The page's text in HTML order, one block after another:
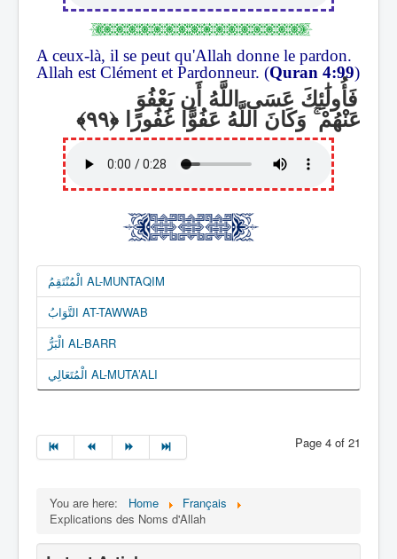
A ceux-là, il se peut qu'Allah donne le pardon.
Allah est Clément et Pardonneur. (Quran 4:99)
فَأُولَٰئِكَ عَسَى اللَّهُ أَن يَعْفُوَ
عَنْهُمْۚ وَكَانَ اللَّهُ عَفُوًّا غَفُورًا
الْمُنْتَقِمُ AL-MUNTAQIM
التَّوَابُ AT-TAWWAB
الْبَرُّ AL-BARR
الْمُتَعَالِي AL-MUTA’ALI
Page 4 of 21
You are here: Home
Français
Explications des Noms d'Allah